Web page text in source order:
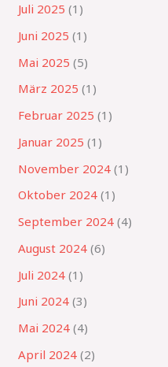
Juli 2025 (1)
Juni 2025 (1)
Mai 2025 (5)
März 2025 (1)
Februar 2025 (1)
Januar 2025 (1)
November 2024 (1)
Oktober 2024 (1)
September 2024 (4)
August 2024 (6)
Juli 2024 (1)
Juni 2024 (3)
Mai 2024 (4)
April 2024 (2)